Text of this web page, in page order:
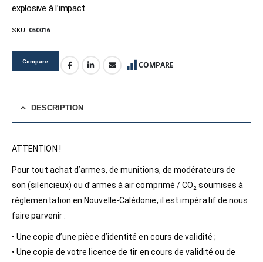
explosive à l’impact.
SKU: 050016
Compare COMPARE
DESCRIPTION
ATTENTION !
Pour tout achat d’armes, de munitions, de modérateurs de
son (silencieux) ou d’armes à air comprimé / CO₂ soumises à
réglementation en Nouvelle-Calédonie, il est impératif de nous
faire parvenir :
• Une copie d’une pièce d’identité en cours de validité ;
• Une copie de votre licence de tir en cours de validité ou de